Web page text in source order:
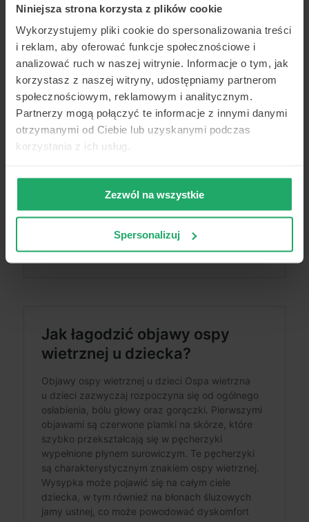
Niniejsza strona korzysta z plików cookie
Wykorzystujemy pliki cookie do spersonalizowania treści
i reklam, aby oferować funkcje społecznościowe i
analizować ruch w naszej witrynie. Informacje o tym, jak
korzystasz z naszej witryny, udostępniamy partnerom
społecznościowym, reklamowym i analitycznym.
Partnerzy mogą połączyć te informacje z innymi danymi
otrzymanymi od Ciebie lub uzyskanymi podczas
korzystania z ich usług.
Zezwól na wszystkie
Spersonalizuj